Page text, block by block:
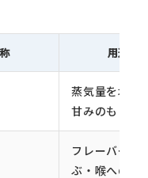
用途
蒸気量を増や
甘みのもと
フレーバーを
ぶ・喉への刺